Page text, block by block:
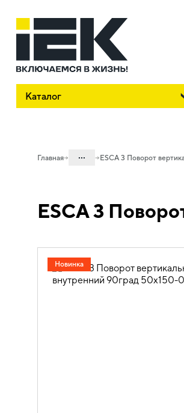
Каталог
Главная ...
05. Системы для прокладки
05.04 Кабельные лотки и
05.04.04.03 Аксессуары для
листовых ESCA
ESCA 3 Поворот
ESCA 3
Новинка